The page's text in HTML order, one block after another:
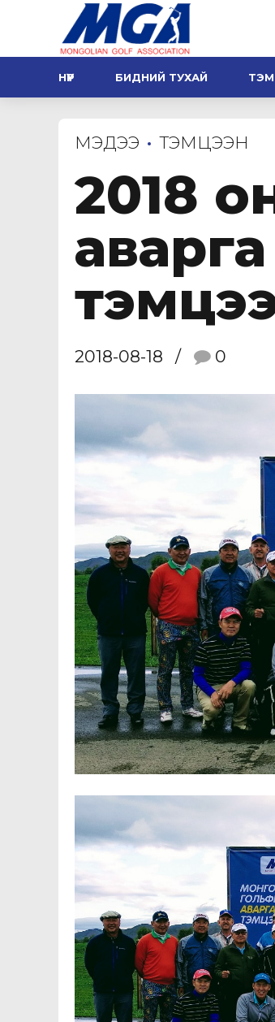
НҮҮР БИДНИЙ ТУХАЙ
МЭДЭЭ ТЭМЦЭЭН
2018
2018-08-18 0